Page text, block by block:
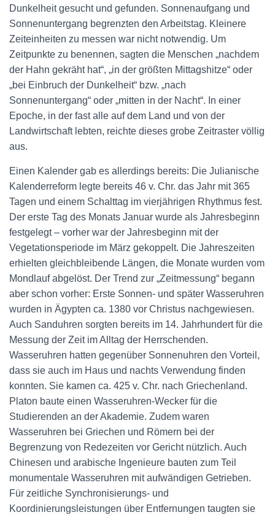
Dunkelheit gesucht und gefunden. Sonnenaufgang und
Sonnenuntergang begrenzten den Arbeitstag. Kleinere
Zeiteinheiten zu messen war nicht notwendig. Um
Zeitpunkte zu benennen, sagten die Menschen „nachdem
der Hahn gekräht hat“, „in der größten Mittagshitze“ oder
„bei Einbruch der Dunkelheit“ bzw. „nach
Sonnenuntergang“ oder „mitten in der Nacht“. In einer
Epoche, in der fast alle auf dem Land und von der
Landwirtschaft lebten, reichte dieses grobe Zeitraster völlig
aus.
Einen Kalender gab es allerdings bereits: Die Julianische
Kalenderreform legte bereits 46 v. Chr. das Jahr mit 365
Tagen und einem Schalttag im vierjährigen Rhythmus fest.
Der erste Tag des Monats Januar wurde als Jahresbeginn
festgelegt – vorher war der Jahresbeginn mit der
Vegetationsperiode im März gekoppelt. Die Jahreszeiten
erhielten gleichbleibende Längen, die Monate wurden vom
Mondlauf abgelöst. Der Trend zur „Zeitmessung“ begann
aber schon vorher: Erste Sonnen- und später Wasseruhren
wurden in Ägypten ca. 1380 vor Christus nachgewiesen.
Auch Sanduhren sorgten bereits im 14. Jahrhundert für die
Messung der Zeit im Alltag der Herrschenden.
Wasseruhren hatten gegenüber Sonnenuhren den Vorteil,
dass sie auch im Haus und nachts Verwendung finden
konnten. Sie kamen ca. 425 v. Chr. nach Griechenland.
Platon baute einen Wasseruhren-Wecker für die
Studierenden an der Akademie. Zudem waren
Wasseruhren bei Griechen und Römern bei der
Begrenzung von Redezeiten vor Gericht nützlich. Auch
Chinesen und arabische Ingenieure bauten zum Teil
monumentale Wasseruhren mit aufwändigen Getrieben.
Für zeitliche Synchronisierungs- und
Koordinierungsleistungen über Entfernungen taugten sie